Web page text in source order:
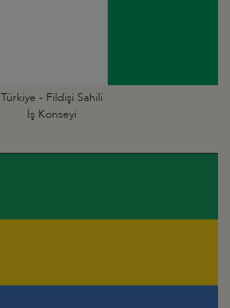
Türkiye - Fildişi Sahili
İş Konseyi